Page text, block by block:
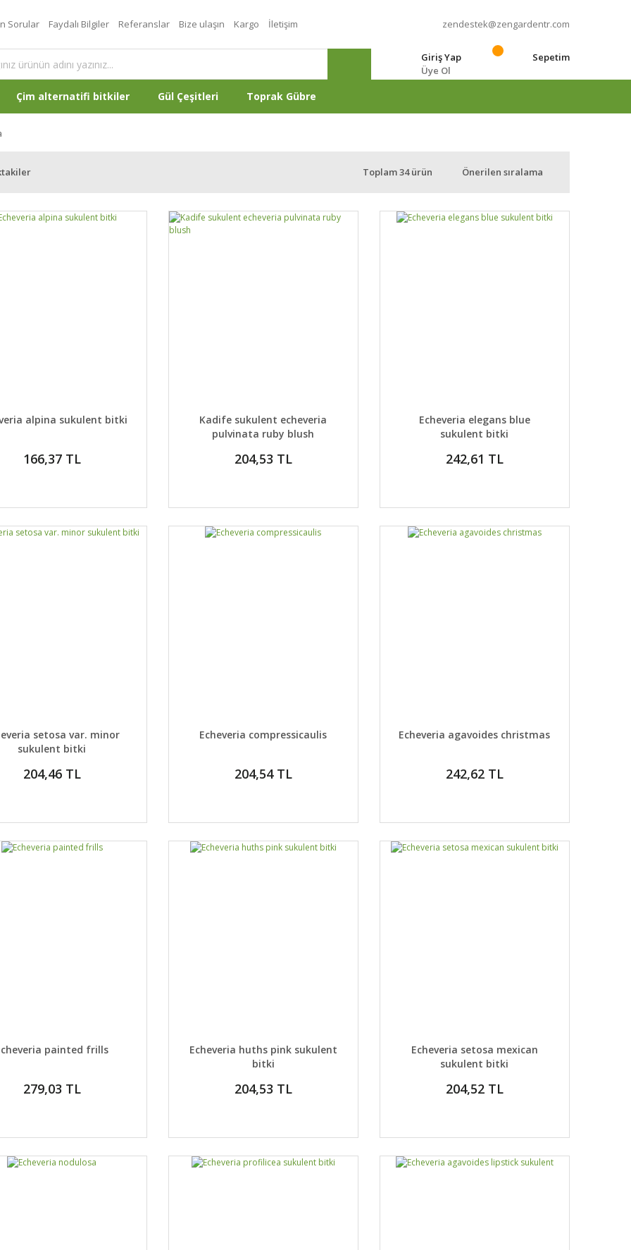
Sorular Faydalı Bilgiler Referanslar Bize ulaşın Kargo İletişim zendestek@zengardentr.com
Giriş Yap
Üye Ol
Sepetim
Çim alternatifi bitkiler Gül Çeşitleri Toprak Gübre
Toplam 34 ürün
GELİNCE HABER VER
alpina sukulent bitki
166,37 TL
DETAYLAR GELİNCE HABER VER
Kadife sukulent echeveria
pulvinata ruby blush
204,53 TL
DETAYLAR GELİNCE HABER VER
Echeveria elegans blue
sukulent bitki
242,61 TL
GELİNCE HABER VER
setosa var. minor
sukulent bitki
204,46 TL
DETAYLAR GELİNCE HABER VER
Echeveria compressicaulis
204,54 TL
DETAYLAR GELİNCE HABER VER
Echeveria agavoides christmas
242,62 TL
GELİNCE HABER VER
painted frills
279,03 TL
DETAYLAR GELİNCE HABER VER
Echeveria huths pink sukulent
bitki
204,53 TL
DETAYLAR GELİNCE HABER VER
Echeveria setosa mexican
sukulent bitki
204,52 TL